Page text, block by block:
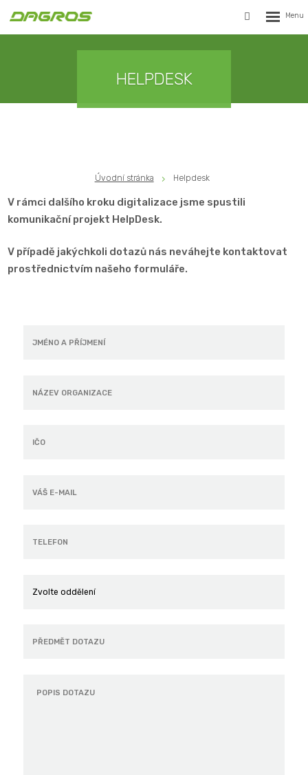
Vyhledávání
HELPDESK
Úvodní stránka Helpdesk
V rámci dalšího kroku digitalizace jsme spustili
komunikační projekt HelpDesk.
V případě jakýchkoli dotazů nás neváhejte kontaktovat
prostřednictvím našeho formuláře.